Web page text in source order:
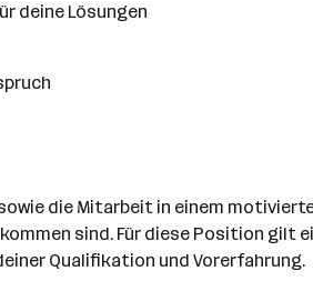
deine Lösungen
die Mitarbeit in einem
sind. Für diese Position gilt
Qualifikation und Vorerfahrung.